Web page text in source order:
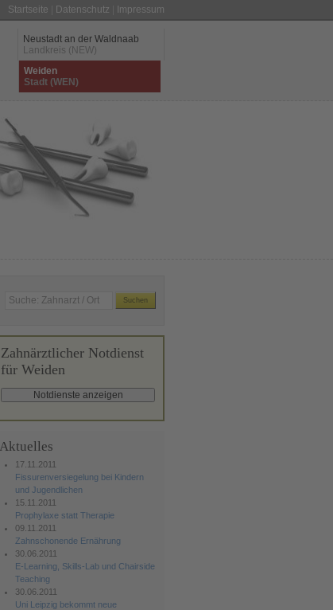
Startseite Datenschutz Impressum
Neustadt an der Waldnaab
Landkreis (NEW)
Weiden
Stadt (WEN)
Zahnärztlicher Notdienst
für Weiden
Aktuelles
17.11.2011
Fissurenversiegelung bei Kindern
und Jugendlichen
15.11.2011
Prophylaxe statt Therapie
09.11.2011
Zahnschonende Ernährung
30.06.2011
E-Learning, Skills-Lab und Chairside
Teaching
30.06.2011
Uni Leipzig bekommt neue